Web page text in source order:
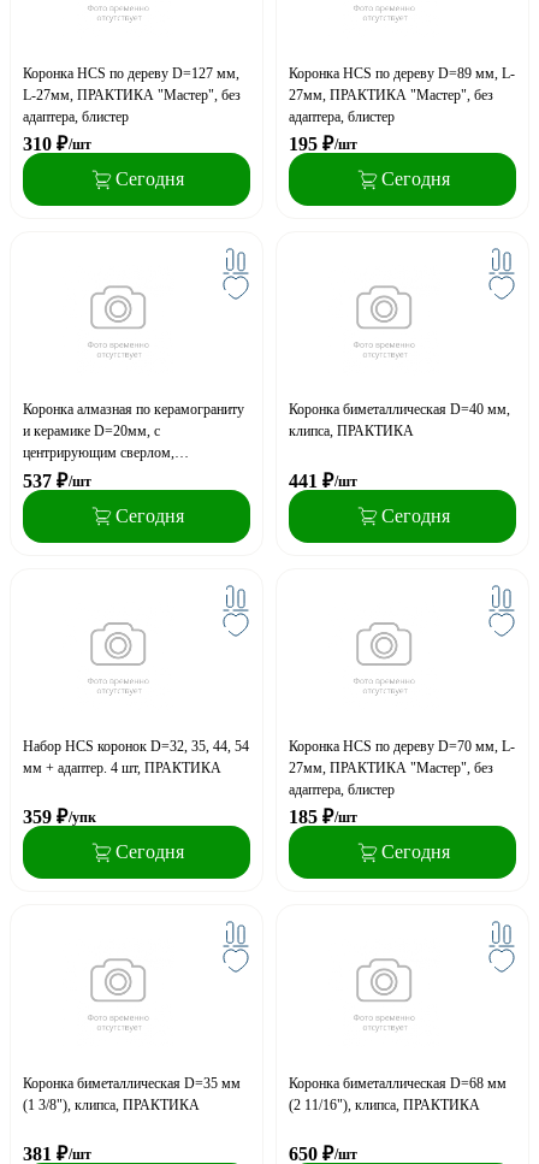
Коронка HCS по дереву D=127 мм,
L-27мм, ПРАКТИКА "Мастер", без
адаптера, блистер
310 ₽/шт
Сегодня
Коронка HCS по дереву D=89 мм, L-
27мм, ПРАКТИКА "Мастер", без
адаптера, блистер
195 ₽/шт
Сегодня
Коронка алмазная по керамограниту
и керамике D=20мм, с
центрирующим сверлом,
RENNBOHR
537 ₽/шт
Сегодня
Коронка биметаллическая D=40 мм,
клипса, ПРАКТИКА
441 ₽/шт
Сегодня
Набор HCS коронок D=32, 35, 44, 54
мм + адаптер. 4 шт, ПРАКТИКА
359 ₽/упк
Сегодня
Коронка HCS по дереву D=70 мм, L-
27мм, ПРАКТИКА "Мастер", без
адаптера, блистер
185 ₽/шт
Сегодня
Коронка биметаллическая D=35 мм
(1 3/8"), клипса, ПРАКТИКА
381 ₽/шт
Коронка биметаллическая D=68 мм
(2 11/16"), клипса, ПРАКТИКА
650 ₽/шт